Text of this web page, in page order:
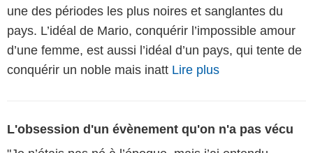
une des périodes les plus noires et sanglantes du
pays. L’idéal de Mario, conquérir l’impossible amour
d’une femme, est aussi l’idéal d’un pays, qui tente de
conquérir un noble mais inatt Lire plus
L'obsession d'un évènement qu'on n'a pas vécu